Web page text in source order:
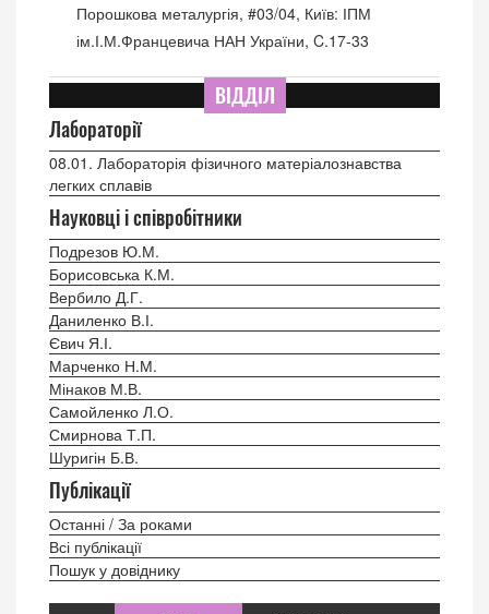
Порошкова металургія, #03/04, Київ: ІПМ
ім.І.М.Францевича НАН України, C.17-33
ВІДДІЛ
Лабораторії
08.01. Лабораторія фізичного матеріалознавства
легких сплавів
Науковці і співробітники
Подрезов Ю.М.
Борисовська К.М.
Вербило Д.Г.
Даниленко В.І.
Євич Я.І.
Марченко Н.М.
Мінаков М.В.
Самойленко Л.О.
Смирнова Т.П.
Шуригін Б.В.
Публікації
Останні / За роками
Всі публікації
Пошук у довіднику